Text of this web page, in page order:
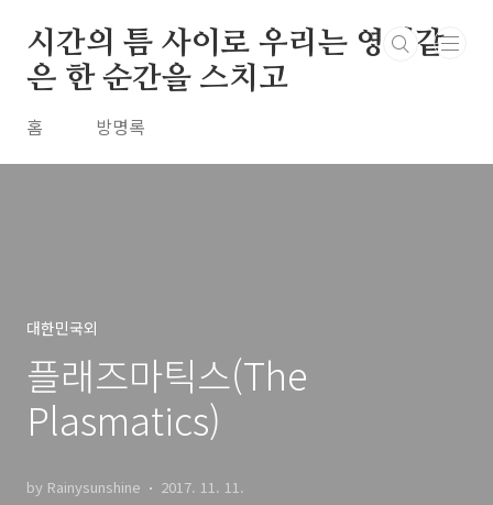
시간의 틈 사이로 우리는 영원같
은 한 순간을 스치고
홈 방명록
대한민국외
플래즈마틱스(The
Plasmatics)
by Rainysunshine 2017. 11. 11.